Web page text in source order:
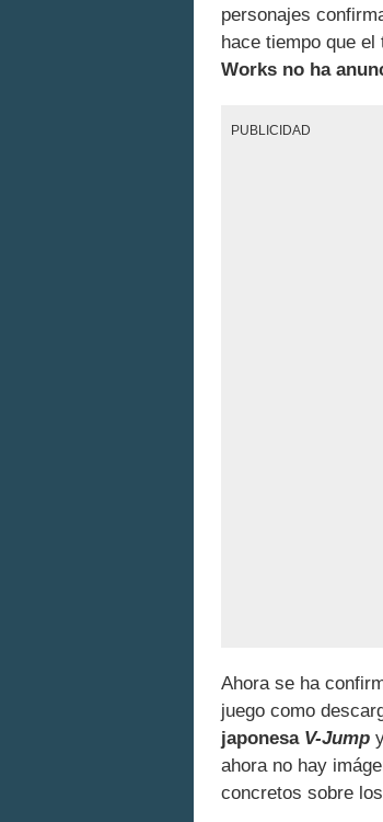
personajes
hace tiempo que
Works no ha
PUBLICIDAD
Ahora se ha
juego como
japonesa V-Jump
ahora no hay
concretos sobre